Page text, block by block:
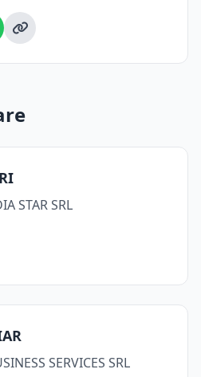
STAR SRL
SERVICES SRL